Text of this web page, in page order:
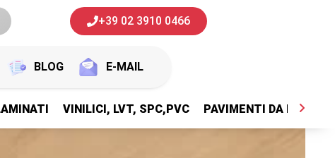
+39 02 3910 0466
BLOG E-MAIL
VINILICI, LVT, SPC,PVC PAVIMENTI DA ESTERNI